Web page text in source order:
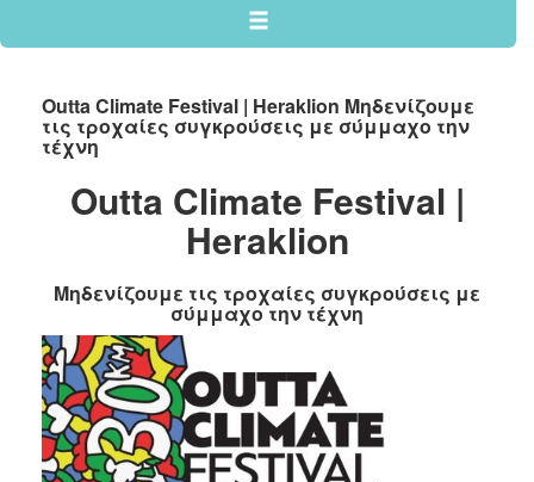
2024
2022
2021
2020
2017
2016
2015
2012
2011
Outta Climate Festival | Heraklion Μηδενίζουμε
τις τροχαίες συγκρούσεις με σύμμαχο την
τέχνη
Outta Climate Festival |
Heraklion
Μηδενίζουμε τις τροχαίες συγκρούσεις με
σύμμαχο την τέχνη